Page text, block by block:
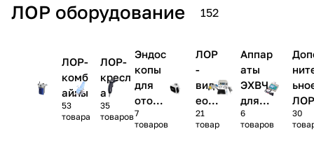
ЛОР оборудование 152
ЛОР-
комб
айны
53
товара
ЛОР-
кресл
а
35
товаров
Эндос
копы
для
отори
нолар
ингол
7
товаров
ЛОР
-
вид
еос
исте
мы
21
товар
Аппар
аты
ЭХВЧ
для
ЛОР
6
товаров
ЛОР
30